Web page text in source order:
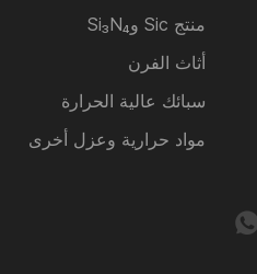
منتج Sic وSi₃N₄
أثاث الفرن
سبائك عالية الحرارة
مواد حرارية وعزل أخرى